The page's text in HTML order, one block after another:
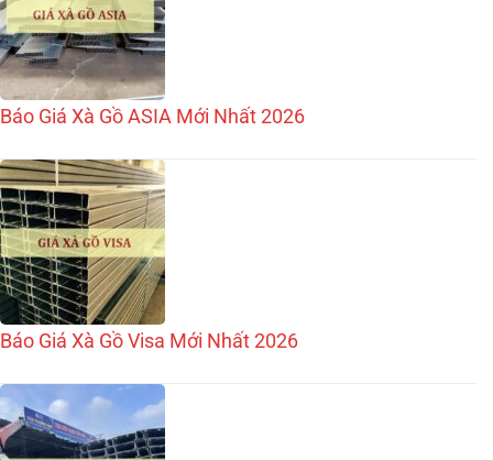
Báo Giá Xà Gồ ASIA Mới Nhất 2026
Báo Giá Xà Gồ Visa Mới Nhất 2026